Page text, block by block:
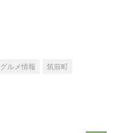
グルメ情報 筑前町